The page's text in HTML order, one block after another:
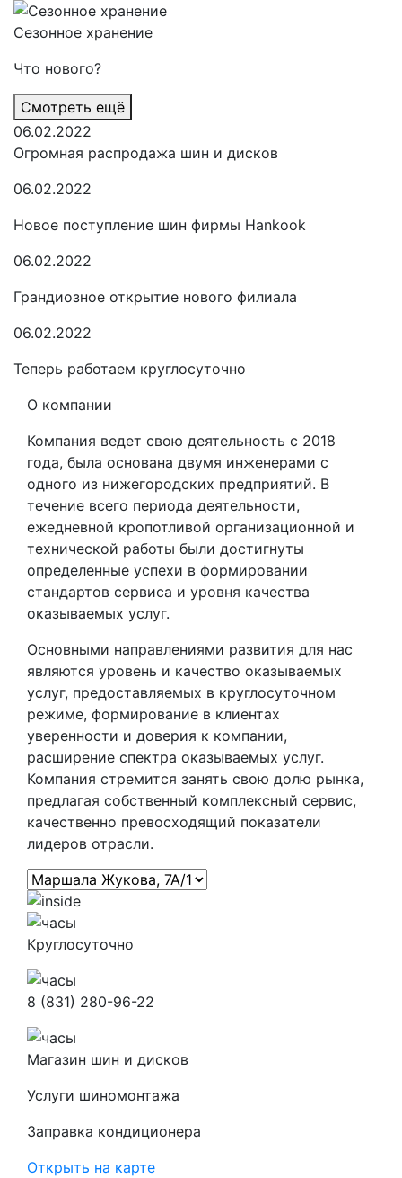
Сезонное хранение
Что нового?
Смотреть ещё
06.02.2022
Огромная распродажа шин и дисков
06.02.2022
Новое поступление шин фирмы Hankook
06.02.2022
Грандиозное открытие нового филиала
06.02.2022
Теперь работаем круглосуточно
О компании
Компания ведет свою деятельность с 2018
года, была основана двумя инженерами с
одного из нижегородских предприятий. В
течение всего периода деятельности,
ежедневной кропотливой организационной и
технической работы были достигнуты
определенные успехи в формировании
стандартов сервиса и уровня качества
оказываемых услуг.
Основными направлениями развития для нас
являются уровень и качество оказываемых
услуг, предоставляемых в круглосуточном
режиме, формирование в клиентах
уверенности и доверия к компании,
расширение спектра оказываемых услуг.
Компания стремится занять свою долю рынка,
предлагая собственный комплексный сервис,
качественно превосходящий показатели
лидеров отрасли.
Круглосуточно
8 (831) 280-96-22
Магазин шин и дисков
Услуги шиномонтажа
Заправка кондиционера
Открыть на карте